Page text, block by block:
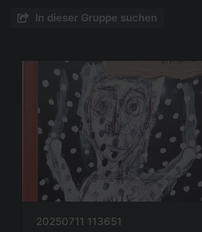
In dieser Gruppe suchen
20250711 113651